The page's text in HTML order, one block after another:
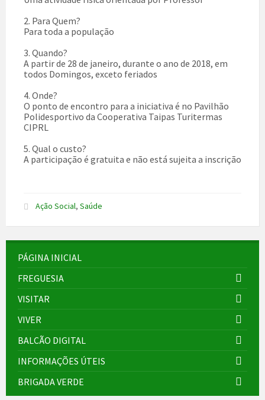
2. Para Quem?
Para toda a população
3. Quando?
A partir de 28 de janeiro, durante o ano de 2018, em
todos Domingos, exceto feriados
4. Onde?
O ponto de encontro para a iniciativa é no Pavilhão
Polidesportivo da Cooperativa Taipas Turitermas
CIPRL
5. Qual o custo?
A participação é gratuita e não está sujeita a inscrição
Ação Social, Saúde
PÁGINA INICIAL
FREGUESIA
VISITAR
VIVER
BALCÃO DIGITAL
INFORMAÇÕES ÚTEIS
BRIGADA VERDE